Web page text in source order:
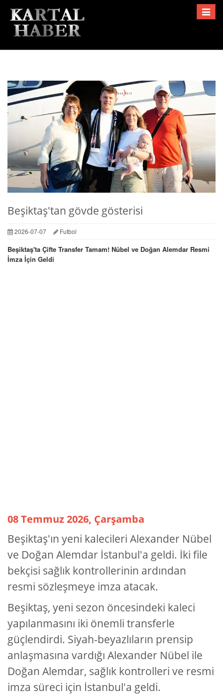
Toggle
Beşiktaş'tan gövde gösterisi
2026-07-07 Futbol
Beşiktaş'ta Çifte Transfer Tamam! Nübel ve Doğan Alemdar Resmi
İmza İçin Geldi
08 Temmuz 2026, Çarşamba
Beşiktaş'ın yeni kalecileri Alexander Nübel
ve Doğan Alemdar İstanbul'a geldi. İki file
bekçisi sağlık kontrollerinin ardından
resmi sözleşmeye imza atacak.
Beşiktaş, yeni sezon öncesindeki kaleci
yapılanmasını iki önemli transferle
güçlendirdi. Siyah-beyazlıların prensip
anlaşmasına vardığı Alexander Nübel ile
Doğan Alemdar, sağlık kontrolleri ve resmi
imza süreci için İstanbul'a geldi.